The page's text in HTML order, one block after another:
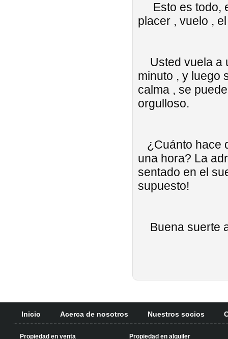
Esto es todo,
placer , vuelo ,
Usted vuela a
minuto , y luego
calma , se
orgulloso.
¿Cuánto hace
una hora? La
sentado en el
supuesto!
Buena suerte
Inicio Acerca de nosotros Nuestros socios
Propiedad en venta Propiedad en alquiler